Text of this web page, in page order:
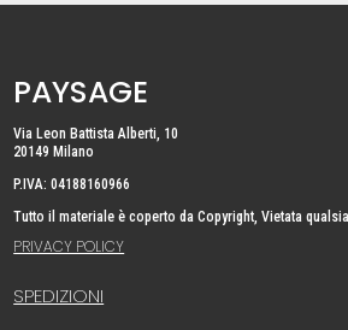
PAYSAGE
Via Leon Battista Alberti, 10
20149 Milano
P.IVA: 04188160966
Tutto il materiale è coperto da Copyright, Vietata
PRIVACY POLICY
SPEDIZIONI